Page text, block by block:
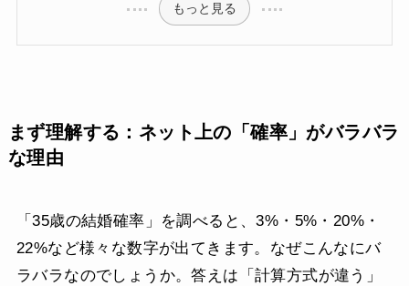
もっと見る
まず理解する：ネット上の「確率」がバラバラ
な理由
「35歳の結婚確率」を調べると、3%・5%・20%・
22%など様々な数字が出てきます。なぜこんなにバ
ラバラなのでしょうか。答えは「計算方式が違う」